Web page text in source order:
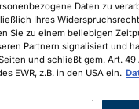
Daten zu
Ihres
Sie zu einem beliebigen
Partnern signalisiert und
und schließt gem. Art. 49
EWR, z.B. in den USA ein.